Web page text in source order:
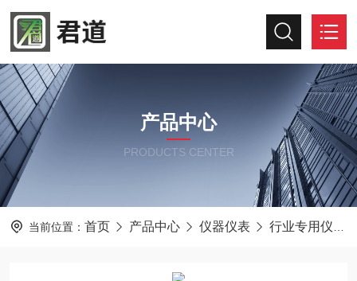
产品中心
PRODUCTS CENTER
当前位置： 首页 产品中心 仪器仪表 行业专用仪器仪表